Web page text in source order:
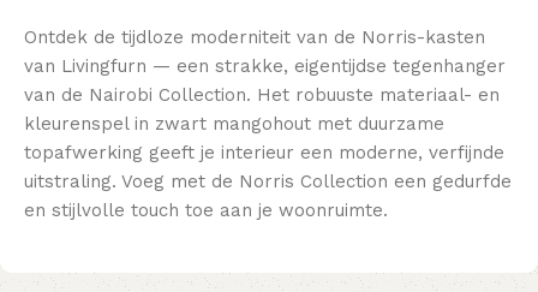
Ontdek de tijdloze moderniteit van de Norris-kasten
van Livingfurn — een strakke, eigentijdse tegenhanger
van de Nairobi Collection. Het robuuste materiaal- en
kleurenspel in zwart mangohout met duurzame
topafwerking geeft je interieur een moderne, verfijnde
uitstraling. Voeg met de Norris Collection een gedurfde
en stijlvolle touch toe aan je woonruimte.